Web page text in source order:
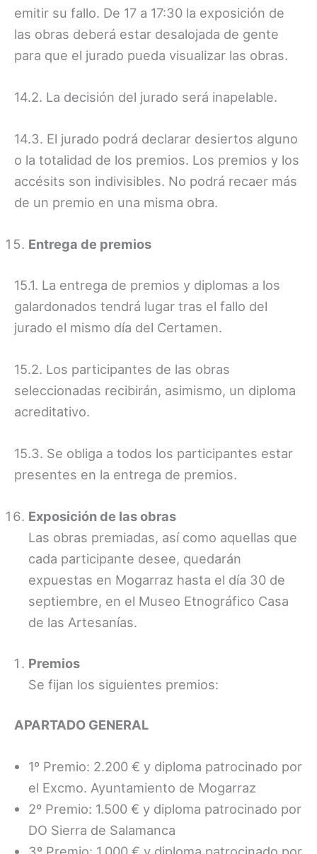
emitir su fallo. De 17 a 17:30 la exposición de
las obras deberá estar desalojada de gente
para que el jurado pueda visualizar las obras.
14.2. La decisión del jurado será inapelable.
14.3. El jurado podrá declarar desiertos alguno
o la totalidad de los premios. Los premios y los
accésits son indivisibles. No podrá recaer más
de un premio en una misma obra.
Entrega de premios
15.1. La entrega de premios y diplomas a los
galardonados tendrá lugar tras el fallo del
jurado el mismo día del Certamen.
15.2. Los participantes de las obras
seleccionadas recibirán, asimismo, un diploma
acreditativo.
15.3. Se obliga a todos los participantes estar
presentes en la entrega de premios.
Exposición de las obras
Las obras premiadas, así como aquellas que
cada participante desee, quedarán
expuestas en Mogarraz hasta el día 30 de
septiembre, en el Museo Etnográfico Casa
de las Artesanías.
Premios
Se fijan los siguientes premios:
APARTADO GENERAL
1º Premio: 2.200 € y diploma patrocinado por
el Excmo. Ayuntamiento de Mogarraz
2º Premio: 1.500 € y diploma patrocinado por
DO Sierra de Salamanca